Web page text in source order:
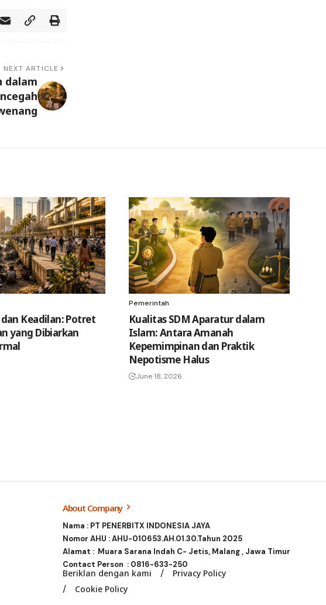
NEXT ARTICLE
dalam
Keadilan: Potret
yang Dibiarkan
Pemerintah
Kualitas SDM Aparatur dalam
Islam: Antara Amanah
Kepemimpinan dan Praktik
Nepotisme Halus
June 18, 2026
About Company
Nama : PT PENERBITX INDONESIA JAYA
Nomor AHU : AHU-010653.AH.01.30.Tahun 2025
Alamat : Muara Sarana Indah C- Jetis, Malang , Jawa Timur
Contact Person : 0816-633-250
Beriklan dengan kami
Privacy Policy
Cookie Policy